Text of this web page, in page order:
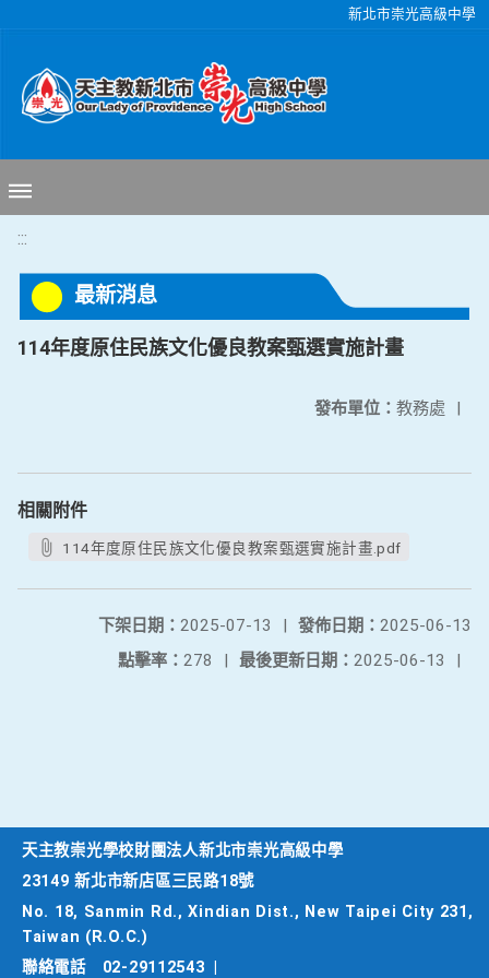
新北市崇光高級中學
:::
最新消息
114年度原住民族文化優良教案甄選實施計畫
發布單位： 教務處 |
相關附件
114年度原住民族文化優良教案甄選實施計畫.pdf
發佈日期： 2025-06-13
下架日期： 2025-07-13
|
最後更新日期： 2025-06-13 |
點擊率： 278 |
天主教崇光學校財團法人新北市崇光高級中學
23149 新北市新店區三民路18號
No. 18, Sanmin Rd., Xindian Dist., New Taipei City 231,
Taiwan (R.O.C.)
聯絡電話
02-29112543